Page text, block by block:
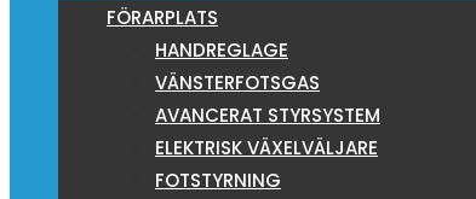
FÖRARPLATS
HANDREGLAGE
VÄNSTERFOTSGAS
AVANCERAT STYRSYSTEM
ELEKTRISK VÄXELVÄLJARE
FOTSTYRNING